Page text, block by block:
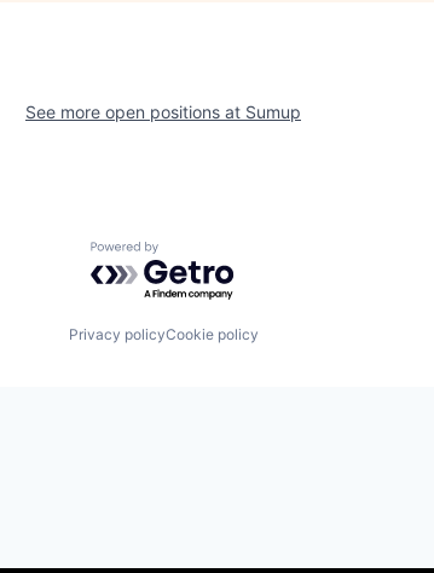
See more open positions at Sumup
Powered by Getro.com
Privacy policyCookie policy